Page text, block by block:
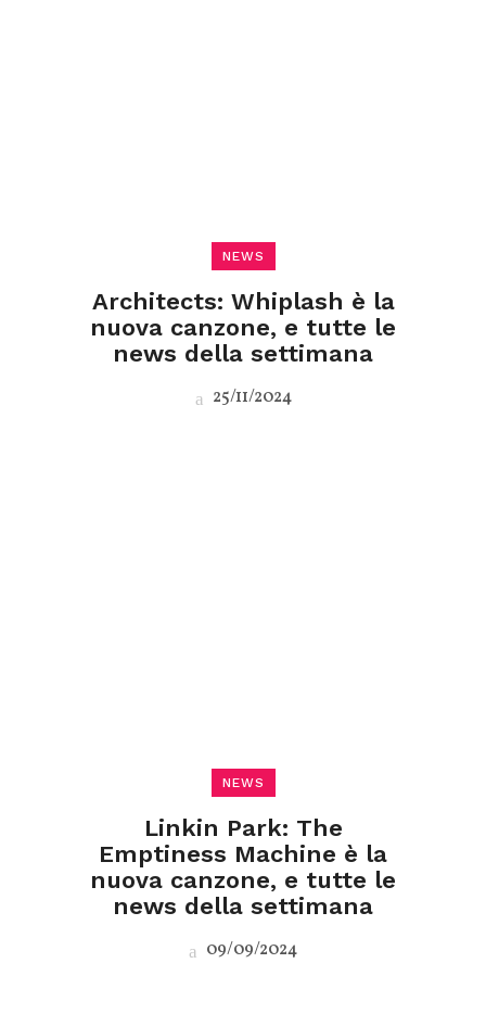
NEWS
Architects: Whiplash è la
nuova canzone, e tutte le
news della settimana
25/11/2024
NEWS
Linkin Park: The
Emptiness Machine è la
nuova canzone, e tutte le
news della settimana
09/09/2024